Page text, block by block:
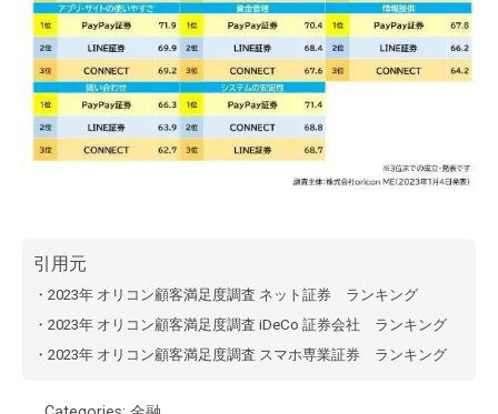
引用元
・ 2023年 オリコン顧客満足度調査 ネット証券 ランキング
・ 2023年 オリコン顧客満足度調査 iDeCo 証券会社 ランキング
・ 2023年 オリコン顧客満足度調査 スマホ専業証券 ランキング